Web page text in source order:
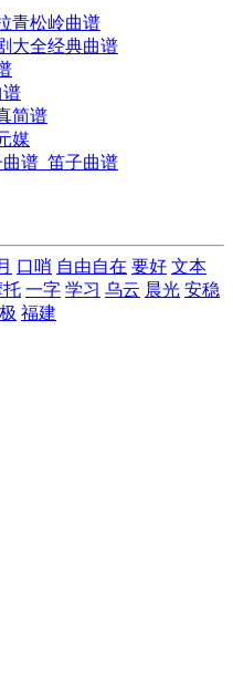
青松岭曲谱
大全经典曲谱
谱
简谱
媒
谱_笛子曲谱
口哨 自由自在 要好 文本
托 一字 学习 乌云 晨光 安稳
福建